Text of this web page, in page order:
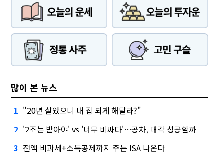
많이 본 뉴스
1 "20년 살았으니 내 집 되게 해달라?"
2 '2조는 받아야' vs '너무 비싸다'…공차, 매각 성공할까
3 전액 비과세+소득공제까지 주는 ISA 나온다